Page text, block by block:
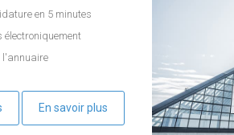
en 5 minutes
électroniquement
l'annuaire
En savoir plus